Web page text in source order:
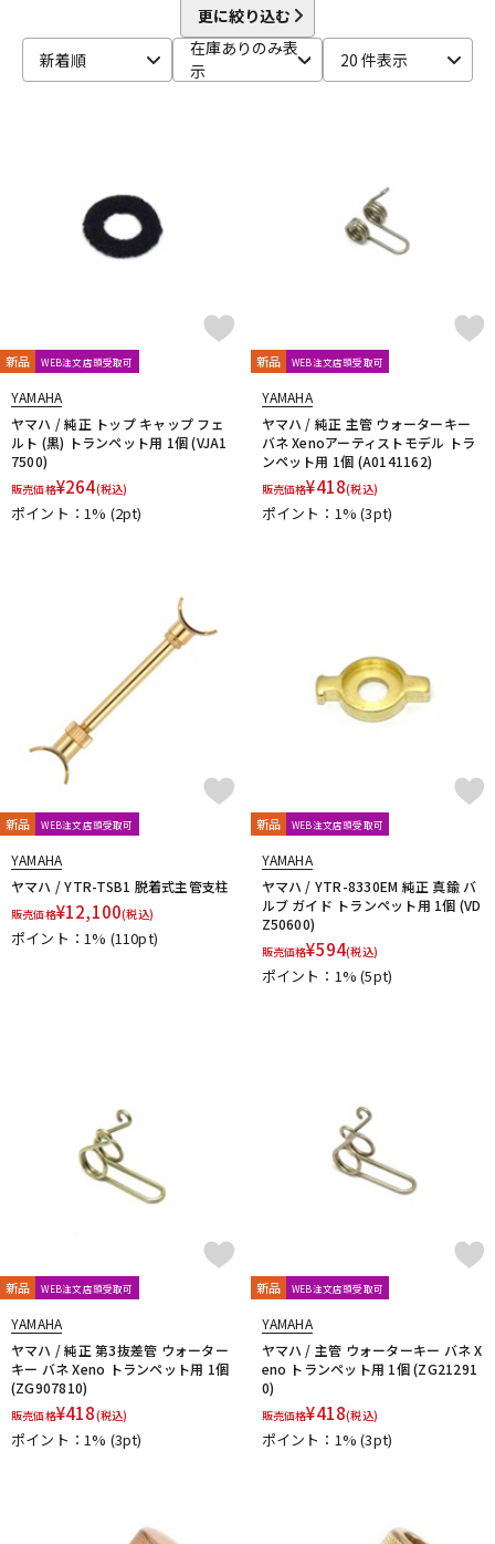
更に絞り込む
新着順
在庫ありのみ表
示
20 件表示
新品 WEB注文店頭受取可
YAMAHA
ヤマハ / 純正 トップ キャップ フェ
ルト (黒) トランペット用 1個 (VJA1
7500)
販売価格¥264(税込)
ポイント：1% (2pt)
新品 WEB注文店頭受取可
YAMAHA
ヤマハ / 純正 主管 ウォーターキー
バネ Xenoアーティストモデル トラ
ンペット用 1個 (A0141162)
販売価格¥418(税込)
ポイント：1%(3pt)
新品 WEB注文店頭受取可
YAMAHA
ヤマハ / YTR-TSB1 脱着式主管支柱
販売価格¥12,100(税込)
ポイント：1% (110pt)
新品 WEB注文店頭受取可
YAMAHA
ヤマハ / YTR-8330EM 純正 真鍮 バ
ルブ ガイド トランペット用 1個 (VD
Z50600)
販売価格¥594(税込)
ポイント：1%(5pt)
新品 WEB注文店頭受取可
YAMAHA
ヤマハ / 純正 第3抜差管 ウォーター
キー バネ Xeno トランペット用 1個
(ZG907810)
販売価格¥418(税込)
ポイント：1% (3pt)
新品 WEB注文店頭受取可
YAMAHA
ヤマハ / 主管 ウォーターキー バネ X
eno トランペット用 1個 (ZG21291
0)
販売価格¥418(税込)
ポイント：1%(3pt)